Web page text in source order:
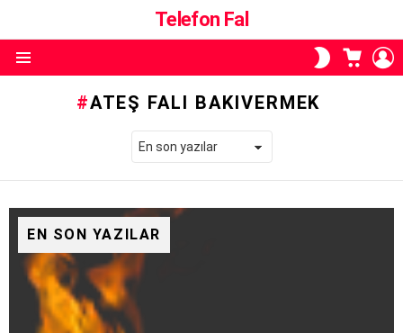
Telefon Fal
SKIN
ANAHTARI
SEPETI
ATEŞ FALI BAKIVERMEK
EN SON YAZILAR